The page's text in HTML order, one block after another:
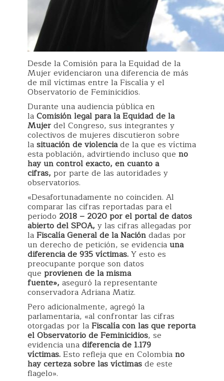
Desde la Comisión para la Equidad de la
Mujer evidenciaron una diferencia de más
de mil víctimas entre la Fiscalía y el
Observatorio de Feminicidios.
Durante una audiencia pública en
laComisión legal para la Equidad de la
Mujerdel Congreso, sus integrantes y
colectivos de mujeres discutieron sobre
lasituación de violenciade la que es víctima
esta población, advirtiendo incluso que no
hay un control exacto, en cuanto a
cifras, por parte de las autoridades y
observatorios.
«Desafortunadamente no coinciden. Al
comparar las cifras reportadas para el
periodo 2018 – 2020 por el portal de datos
abierto del SPOA, y las cifras allegadas por
laFiscalía General de la Nacióndadas por
un derecho de petición, se evidenciauna
diferencia de 935 víctimas.Y esto es
preocupante porque son datos
que provienen de la misma
fuente», aseguró la representante
conservadora Adriana Matiz.
Pero adicionalmente, agregó la
parlamentaria, «al confrontar las cifras
otorgadas por laFiscalía con las que reporta
el Observatorio de Feminicidios, se
evidencia unadiferencia de 1.179
víctimas.Esto refleja que en Colombiano
hay certeza sobre las víctimasde este
flagelo».